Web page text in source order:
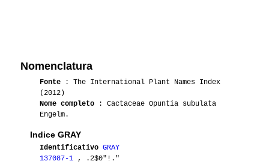
Nomenclatura
Fonte : The International Plant Names Index
(2012)
Nome completo : Cactaceae Opuntia subulata
Engelm.
Indice GRAY
Identificativo GRAY
137087-1 , .2$0"!."